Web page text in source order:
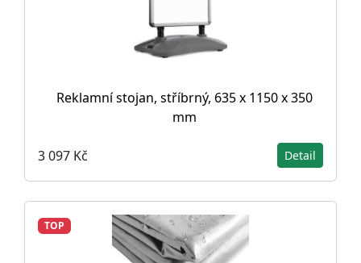
Reklamní stojan, stříbrný, 635 x 1150 x 350
mm
3 097 Kč Detail
TOP